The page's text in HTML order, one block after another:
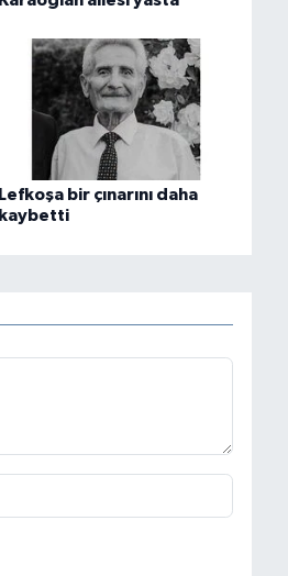
Lefkoşa bir çınarını daha
kaybetti